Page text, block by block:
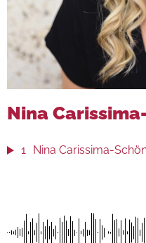
Nina
1 Nina Carissima-